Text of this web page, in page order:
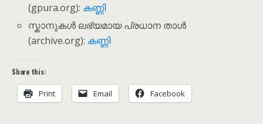
(gpura.org): കണ്ണി
സ്കാനുകൾ ലഭ്യമായ പ്രധാന താൾ
(archive.org): കണ്ണി
Share this:
Print Email Facebook